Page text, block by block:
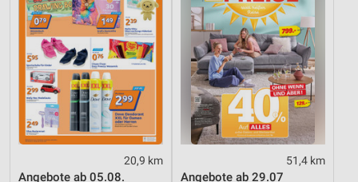
20,9 km
Angebote ab 05.08.
51,4 km
Angebote ab 29.07